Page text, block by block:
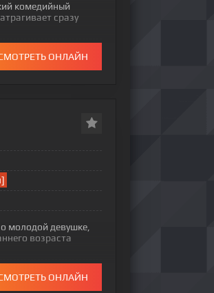
комедийный
сразу
ОНЛАЙН
молодой девушке,
возраста
ОНЛАЙН